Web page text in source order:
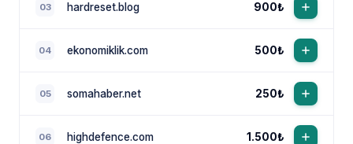
03 hardreset.blog 900₺
04 ekonomiklik.com 500₺
05 somahaber.net 250₺
06 highdefence.com 1.500₺